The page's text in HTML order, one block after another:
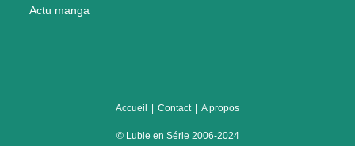
Actu manga
Accueil Contact A propos
© Lubie en Série 2006-2024